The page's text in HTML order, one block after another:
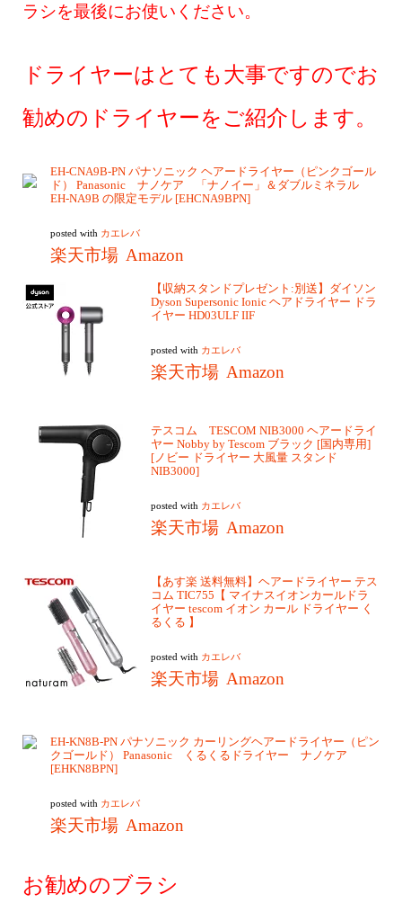
ラシを最後にお使いください。
ドライヤーはとても大事ですのでお
勧めのドライヤーをご紹介します。
EH-CNA9B-PN パナソニック ヘアードライヤー（ピンクゴール
ド） Panasonic ナノケア 「ナノイー」＆ダブルミネラル
EH-NA9B の限定モデル [EHCNA9BPN]
posted with カエレバ
楽天市場 Amazon
【収納スタンドプレゼント:別送】ダイソン
Dyson Supersonic Ionic ヘアドライヤー ドラ
イヤー HD03ULF IIF
posted with カエレバ
楽天市場 Amazon
テスコム TESCOM NIB3000 ヘアードライ
ヤー Nobby by Tescom ブラック [国内専用]
[ノビー ドライヤー 大風量 スタンド
NIB3000]
posted with カエレバ
楽天市場 Amazon
【あす楽 送料無料】ヘアードライヤー テス
コム TIC755【 マイナスイオンカールドラ
イヤー tescom イオン カール ドライヤー く
るくる 】
posted with カエレバ
楽天市場 Amazon
EH-KN8B-PN パナソニック カーリングヘアードライヤー（ピン
クゴールド） Panasonic くるくるドライヤー ナノケア
[EHKN8BPN]
posted with カエレバ
楽天市場 Amazon
お勧めのブラシ